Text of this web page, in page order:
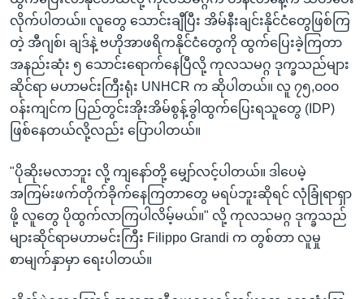
လိုက်ပါတယ်။ လူတွေ သောင်းချီပြီး အိမ်နီးချင်းနိုင်ငံတွေဖြစ်ကြ
တဲ့ အီဂျစ်၊ ချဒ်နဲ့ ဗဟိုအာဖရိကနိုင်ငံတွေကို ထွက်ပြေးခဲ့ကြတာ
အနည်းဆုံး ၅ သောင်းရောက်နေပြီလို့ ကုလသမဂ္ဂ ဒုက္ခသည်များ
ဆိုင်ရာ မဟာမင်းကြီးရုံး UNHCR က ဆိုပါတယ်။ လူ ၇၅,၀၀၀
ဝန်းကျင်က ပြည်တွင်း‌အိုးအိမ်စွန့်ခွါထွက်ပြေးရသူတွေ (IDP)
ဖြစ်နေတယ်လို့လည်း ပြောပါတယ်။
"ပိုဆိုးမလာဘူး လို့ ကျနော်တို့ မျှော်လင့်ပါတယ်။ ဒါပေမဲ့
အကြမ်းဖက်တိုက်ခိုက်နေကြတာတွေ မရပ်ဘူးဆိုရင် လုံခြုံရာရှာ
ဖို့ လူတွေ ပိုထွက်လာကြပါလိမ့်မယ်။" လို့ ကုလသမဂ္ဂ ဒုက္ခသည်
များဆိုင်ရာမဟာမင်းကြီး Filippo Grandi က တွစ်တာ လူမှု
စာမျက်နှာမှာ ရေးပါတယ်။